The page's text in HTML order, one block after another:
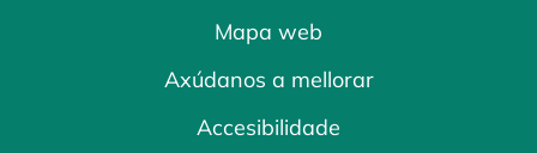
Mapa web
Axúdanos a mellorar
Accesibilidade